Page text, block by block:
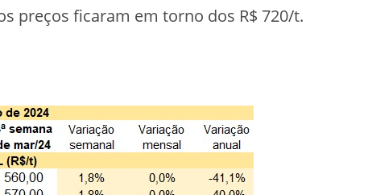
preços ficaram em torno dos R$ 720/t.